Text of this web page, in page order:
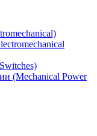
(Mechanical Power